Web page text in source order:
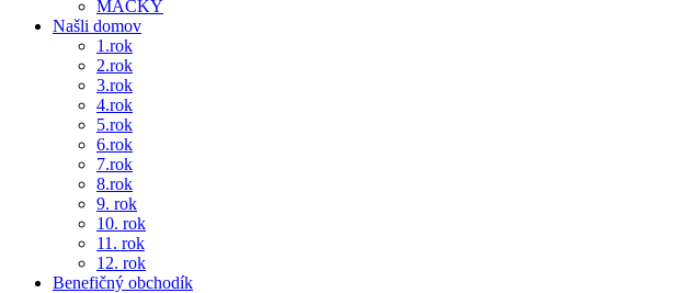
MAČKY
Našli domov
1.rok
2.rok
3.rok
4.rok
5.rok
6.rok
7.rok
8.rok
9. rok
10. rok
11. rok
12. rok
Benefičný obchodík